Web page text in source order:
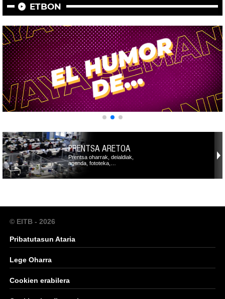
ETBON
PRENTSA ARETOA
Prentsa oharrak, deialdiak,
agenda, fototeka,…
© EITB - 2026
Pribatutasun Ataria
Lege Oharra
Cookien erabilera